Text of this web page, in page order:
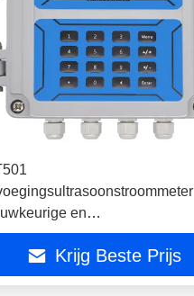
en
Krijg Beste Prijs